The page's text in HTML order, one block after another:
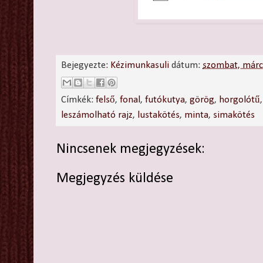
Bejegyezte: Kézimunkasuli dátum: szombat,
Címkék:felső,fonal,futókutya,görög, horgolótű
leszámolható rajz, lustakötés, minta, simakötés
Nincsenek megjegyzések:
Megjegyzés küldése